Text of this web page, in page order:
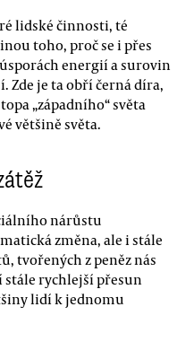
lidské činnosti, té
toho, proč se i přes
energií a surovin
Zde je ta obří černá díra,
„západního“ světa
většině světa.
nárůstu
změna, ale i stále
tvořených z peněz nás
stále rychlejší přesun
lidí k jednomu